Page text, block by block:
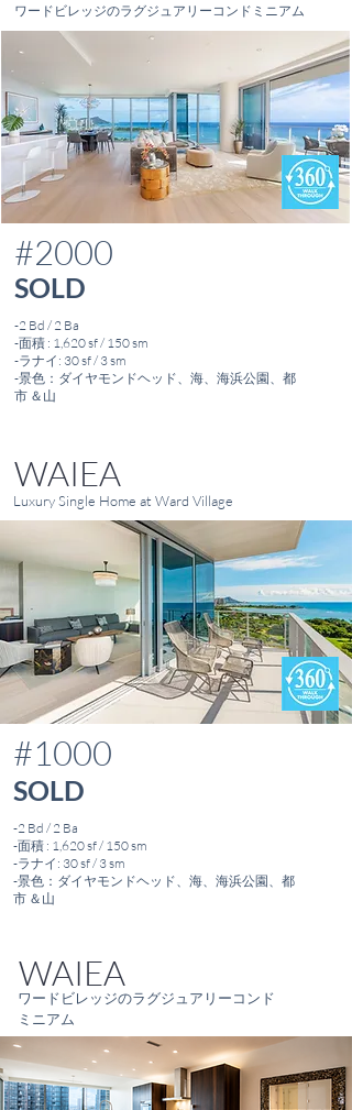
ワードビレッジのラグジュアリーコンドミニアム
#2000
SOLD
-2 Bd / 2 Ba
-面積 : 1,620 sf / 150 sm
-ラナイ: 30 sf / 3 sm
-景色：ダイヤモンドヘッド、海、海浜公園、都
市 ＆ 山
WAIEA
Luxury Single Home at Ward Village
#1000
SOLD
-2 Bd / 2 Ba
-面積 : 1,620 sf / 150 sm
-ラナイ: 30 sf / 3 sm
-景色：ダイヤモンドヘッド、海、海浜公園、都
市 ＆ 山
WAIEA
ワードビレッジのラグジュアリーコンド
ミニアム